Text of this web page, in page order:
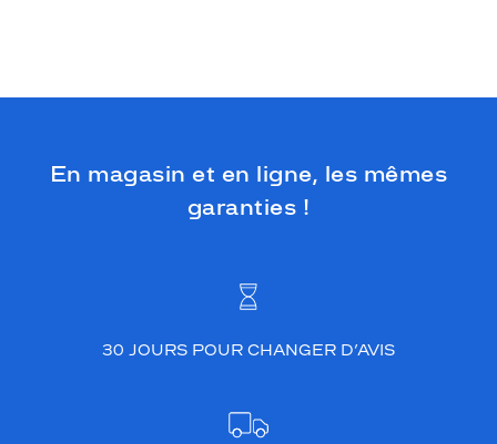
En magasin et en ligne, les mêmes
garanties !
30 JOURS POUR CHANGER D’AVIS